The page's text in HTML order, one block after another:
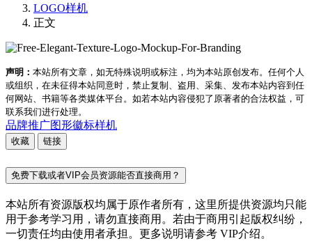
LOGO样机
正文
声明： 本站所有文章，如无特殊说明或标注，均为本站原创发布。任何个人
或组织，在未征得本站同意时，禁止复制、盗用、采集、发布本站内容到任
何网站、书籍等各类媒体平台。如若本站内容侵犯了原著者的合法权益，可
联系我们进行处理。
品牌推广图形徽标样机
收藏 链接
免费下载或者VIP会员资源能否直接商用？
本站所有资源版权均属于原作者所有，这里所提供资源均只能
用于参考学习用，请勿直接商用。若由于商用引起版权纠纷，
一切责任均由使用者承担。更多说明请参考 VIP介绍。